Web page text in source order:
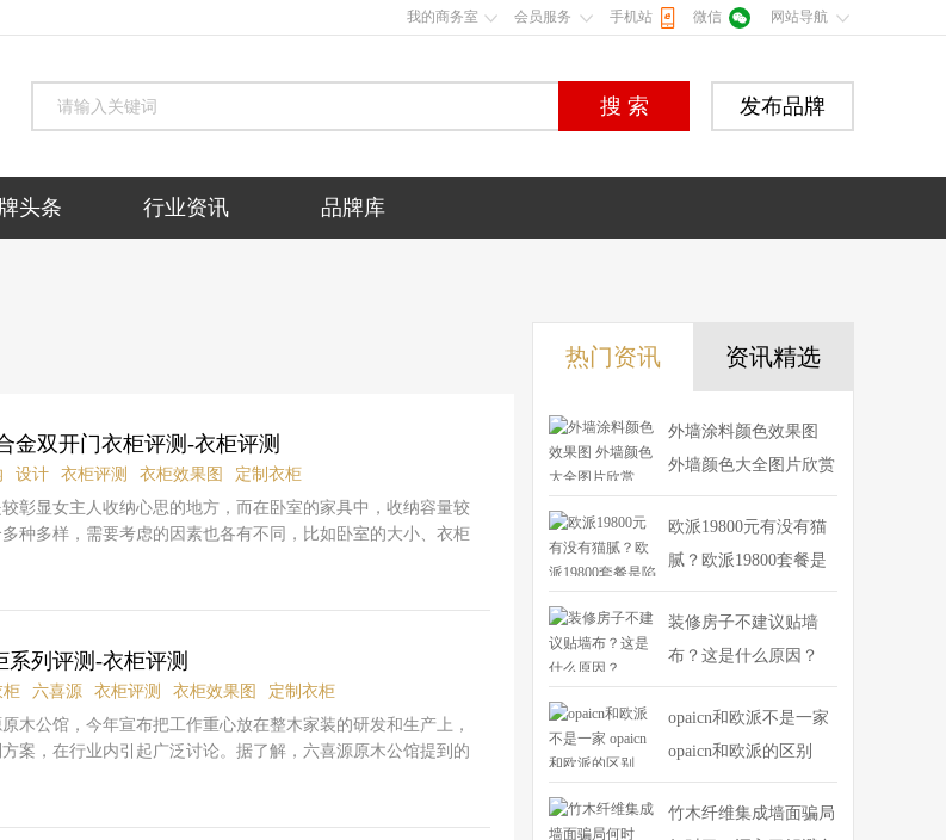
我的商务室 会员服务 手机站 微信 网站导航
搜 索 发布品牌
头条 行业资讯 品牌库
金双开门衣柜评测-衣柜评测
设计 衣柜评测 衣柜效果图
定制衣柜
彰显女主人收纳心思的地方，而在卧室的家具中，收纳容量较
种多样，需要考虑的因素也各有不同，比如卧室的大小、衣柜
候一款分区间隔合理的衣柜就显得尤为重要了。今天PChouse评
体衣柜，外观造型为国际大咖级设计师出品，使用了顺芯板材
评测中心：太平洋家居网评测室秉持公平公开公正的原则，提
建消费者了解产品信息的平台，降低消费者与厂商之间的信息
。欢迎广大网友、厂商互动：yangsheng#pchouse.com.cn(请将#
采用的是兔宝宝的顺芯生态板，大大提高板材在使用过程中的
咖级设计师亲手操刀设计，主色调为枣红色，柜门上的花纹为
复古的金属式样，小小的把手上篆刻了繁复的花纹，整体配合
列评测-衣柜评测
柜 六喜源 衣柜评测 衣柜效果图
定制衣柜
木公馆，今年宣布把工作重心放在整木家装的研发和生产上，
案，在行业内引起广泛讨论。据了解，六喜源原木公馆提到的
合，包括门、橱柜、衣柜、护墙板等原木产品，旨在为消费者
验到居室空间的“实景”。据悉，六喜源此前虽一直有从事整木
热门资讯 资讯精选
外墙涂料颜色效果图
外墙颜色大全图片欣赏
欧派19800元有没有猫
腻？欧派19800套餐是
陷阱吗？
装修房子不建议贴墙
布？这是什么原因？
opaicn和欧派不是一家
opaicn和欧派的区别
竹木纤维集成墙面骗局